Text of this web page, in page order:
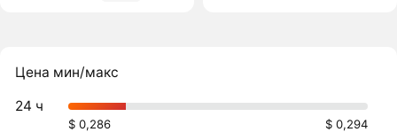
Цена мин/макс
24 ч
$ 0,286 $ 0,294